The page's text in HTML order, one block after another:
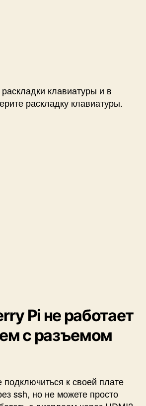
клавиатуры и в
раскладку клавиатуры.
Pi не работает
с разъемом
к своей плате
ssh, но не можете просто